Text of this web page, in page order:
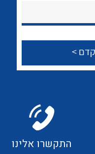
התקשרו אלינו